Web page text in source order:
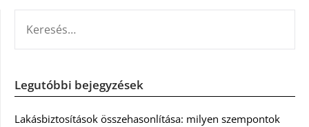
Legutóbbi bejegyzések
Lakásbiztosítások összehasonlítása: milyen szempontok